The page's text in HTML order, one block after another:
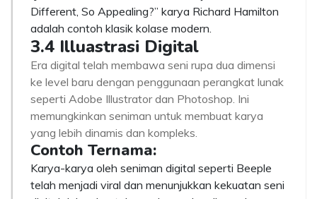
Different, So Appealing?” karya Richard Hamilton
adalah contoh klasik kolase modern.
3.4 Illuastrasi Digital
Era digital telah membawa seni rupa dua dimensi
ke level baru dengan penggunaan perangkat lunak
seperti Adobe Illustrator dan Photoshop. Ini
memungkinkan seniman untuk membuat karya
yang lebih dinamis dan kompleks.
Contoh Ternama:
Karya-karya oleh seniman digital seperti Beeple
telah menjadi viral dan menunjukkan kekuatan seni